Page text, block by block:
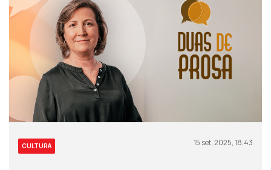
CULTURA 15 set, 2025, 18:43